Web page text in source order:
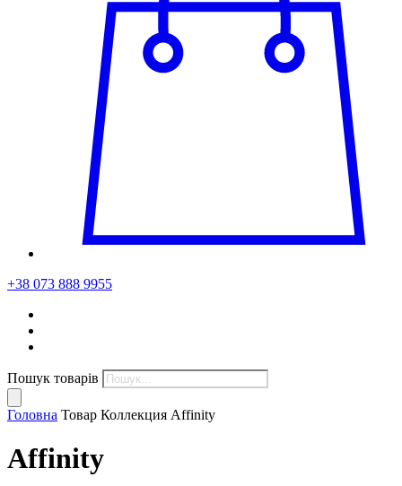
+38 073 888 9955
Пошук товарів
Головна Товар Коллекция Affinity
Affinity